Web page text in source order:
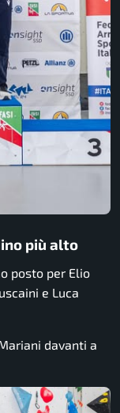
più alto
posto per Elio
e Luca
davanti a